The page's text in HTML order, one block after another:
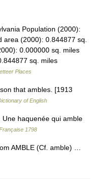
Population (2000):
(2000): 0.844877 sq.
0.000000 sq. miles
sq. miles
Places
that ambles. [1913
of English
haquenée qui amble
1798
AMBLE (Cf. amble) …